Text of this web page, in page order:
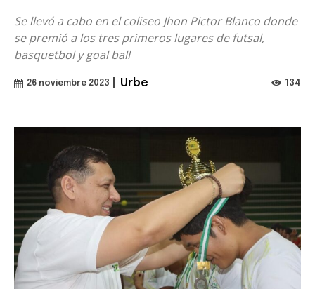
Se llevó a cabo en el coliseo Jhon Pictor Blanco donde
se premió a los tres primeros lugares de futsal,
basquetbol y goal ball
26 noviembre 2023 Urbe 134